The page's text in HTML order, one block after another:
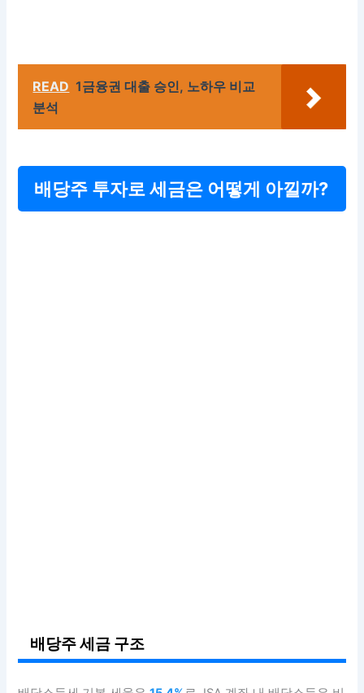
READ 1금융권 대출 승인, 노하우 비교
분석
배당주 투자로 세금은 어떻게 아낄까?
배당주 세금 구조